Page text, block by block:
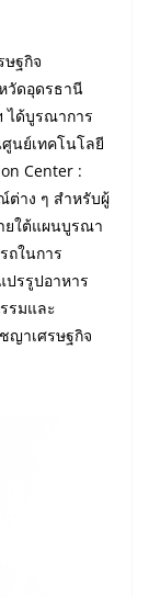
ษฐกิจ
วัดอุดรธานี
ได้บูรณาการ
นย์เทคโนโลยี
Center :
ต่าง ๆ สำหรับผู้
ยใต้แผนบูรณา
ถในการ
รรูปอาหาร
รมและ
ญาเศรษฐกิจ